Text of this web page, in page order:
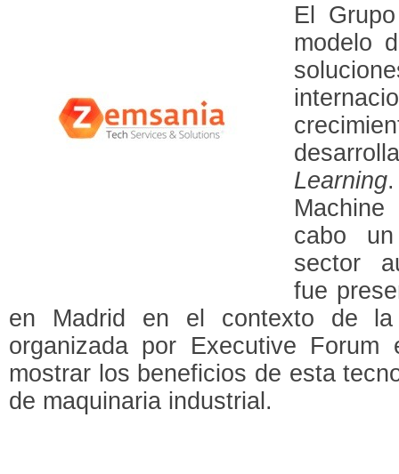
El
modelo
Learning
cabo
sector
fue
en Madrid en el contexto de la
organizada por Executive
mostrar los beneficios de esta
de maquinaria industrial.